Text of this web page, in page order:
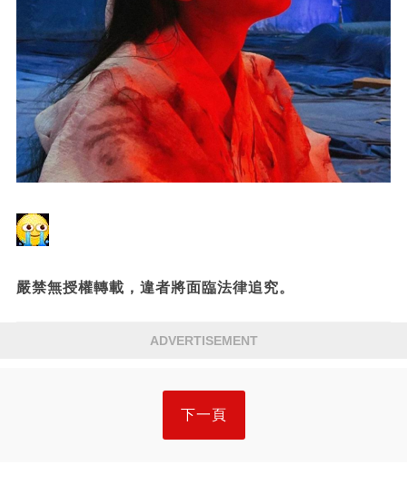
嚴禁無授權轉載，違者將面臨法律追究。
ADVERTISEMENT
下一頁